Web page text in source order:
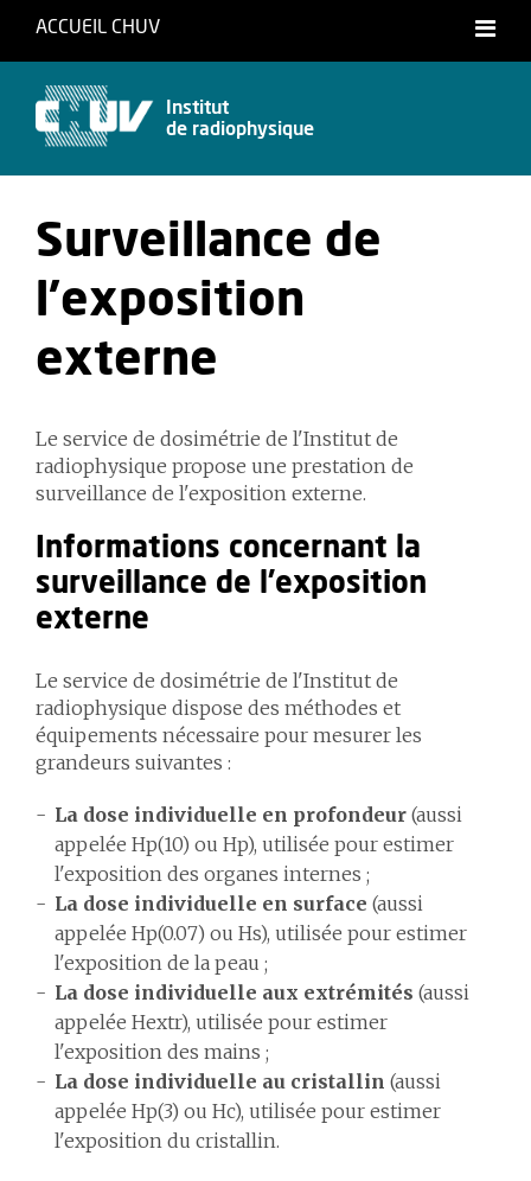
ACCUEIL CHUV
Institut
de radiophysique
Surveillance de
l'exposition
externe
Le service de dosimétrie de l'Institut de
radiophysique propose une prestation de
surveillance de l'exposition externe.
Informations concernant la
surveillance de l'exposition
externe
Le service de dosimétrie de l'Institut de
radiophysique dispose des méthodes et
équipements nécessaire pour mesurer les
grandeurs suivantes :
La dose individuelle en profondeur (aussi
appelée Hp(10) ou Hp), utilisée pour estimer
l'exposition des organes internes ;
La dose individuelle en surface (aussi
appelée Hp(0.07) ou Hs), utilisée pour estimer
l'exposition de la peau ;
La dose individuelle aux extrémités (aussi
appelée Hextr), utilisée pour estimer
l'exposition des mains ;
La dose individuelle au cristallin (aussi
appelée Hp(3) ou Hc), utilisée pour estimer
l'exposition du cristallin.